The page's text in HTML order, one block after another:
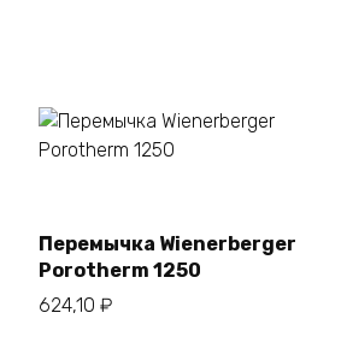
В корзину
Перемычка Wienerberger
Porotherm 1250
624,10 ₽